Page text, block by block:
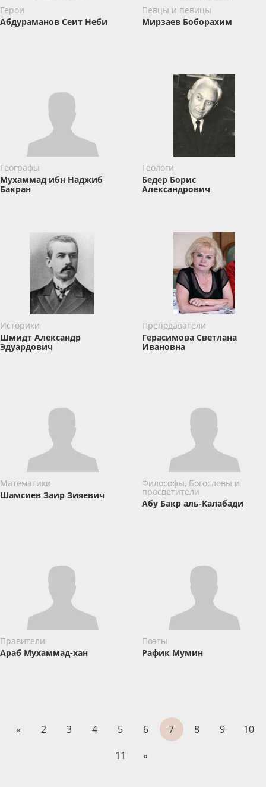
Герои
Абдураманов Сеит Неби
Певцы и певицы
Мирзаев Боборахим
Географы
Мухаммад ибн Наджиб
Бакран
Геологи
Бедер Борис
Александрович
Историки
Шмидт Александр
Эдуардович
Преподаватели
Герасимова Светлана
Ивановна
Математики
Шамсиев Заир Зияевич
Философы, Богословы и
просветители
Абу Бакр аль-Калабади
Правители
Араб Мухаммад-хан
Поэты
Рафик Мумин
« 2 3 4 5 6 7 8 9
10
11
»